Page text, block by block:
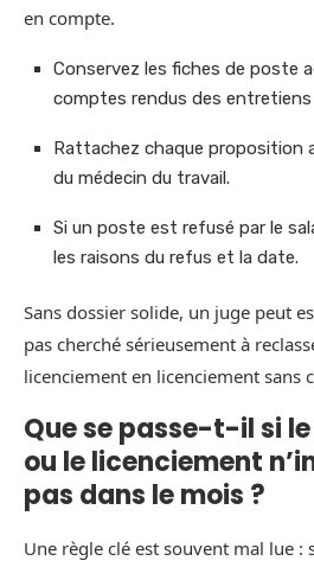
en compte.
Conservez les fiches de poste
comptes rendus des entretiens
Rattachez chaque proposition
du médecin du travail.
Si un poste est refusé par le
les raisons du refus et la date.
Sans dossier solide, un juge peut
pas cherché sérieusement à
licenciement en licenciement sans
Que se passe-t-il si
ou le licenciement
pas dans le mois ?
Une règle clé est souvent mal lue :